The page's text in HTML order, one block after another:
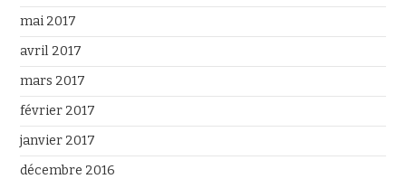
mai 2017
avril 2017
mars 2017
février 2017
janvier 2017
décembre 2016